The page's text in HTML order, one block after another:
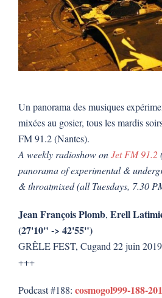
Un panorama des musiques
mixées au gosier, tous les mardis
FM 91.2 (Nantes).
A weekly radioshow onJet FM 91.2
panorama of experimental &
& throatmixed (all Tuesdays, 7.30
Jean François Plomb, Erell
(27'10" -> 42'55")
GRÊLE FEST, Cugand 22 juin 2019
+++
Podcast #188: cosmogol999-188-